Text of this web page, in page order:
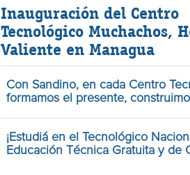
Inauguración del Centro
Tecnológico Muchachos,
Valiente en Managua
Con Sandino, en cada Centro
formamos el presente,
¡Estudiá en el Tecnológico
Educación Técnica Gratuita y de